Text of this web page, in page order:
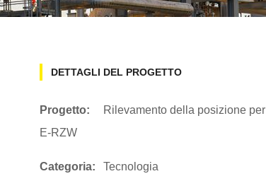
DETTAGLI DEL PROGETTO
Progetto:
Rilevamento della posizione per
E-RZW
Categoria: Tecnologia